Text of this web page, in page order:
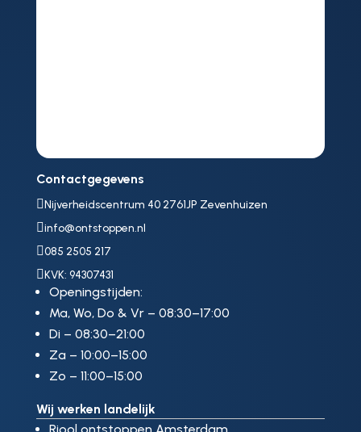
Contactgegevens
Nijverheidscentrum 40 2761JP Zevenhuizen
info@ontstoppen.nl
085 2505 217
KVK: 94307431
Openingstijden:
Ma, Wo, Do & Vr – 08:30–17:00
Di – 08:30–21:00
Za – 10:00–15:00
Zo – 11:00–15:00
Wij werken landelijk